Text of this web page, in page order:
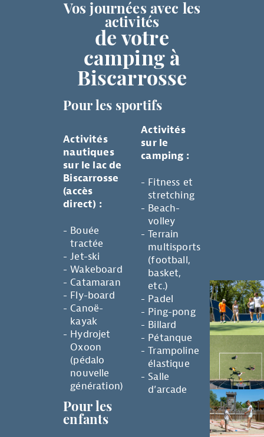
Vos journées avec les
activités
de votre
camping à
Biscarrosse
Pour les sportifs
Activités
nautiques
sur le lac de
Biscarrosse
(accès
direct) :
Bouée
tractée
Jet-ski
Wakeboard
Catamaran
Fly-board
Canoë-
kayak
Hydrojet
Oxoon
(pédalo
nouvelle
génération)
Activités
sur le
camping :
Fitness et
stretching
Beach-
volley
Terrain
multisports
(football,
basket,
etc.)
Padel
Ping-pong
Billard
Pétanque
Trampoline
élastique
Salle
d’arcade
Pour les
enfants